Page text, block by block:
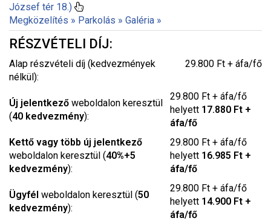
József tér 18.)
Megközelítés » Parkolás » Galéria »
RÉSZVÉTELI DÍJ:
Alap részvételi díj (kedvezmények
nélkül):
29.800 Ft + áfa/fő
Új jelentkező weboldalon keresztül
(40 kedvezmény):
29.800 Ft + áfa/fő
helyett 17.880 Ft +
áfa/fő
Kettő vagy több új jelentkező
weboldalon keresztül (40%+5
kedvezmény):
29.800 Ft + áfa/fő
helyett 16.985 Ft +
áfa/fő
Ügyfél weboldalon keresztül (50
kedvezmény):
29.800 Ft + áfa/fő
helyett 14.900 Ft +
áfa/fő